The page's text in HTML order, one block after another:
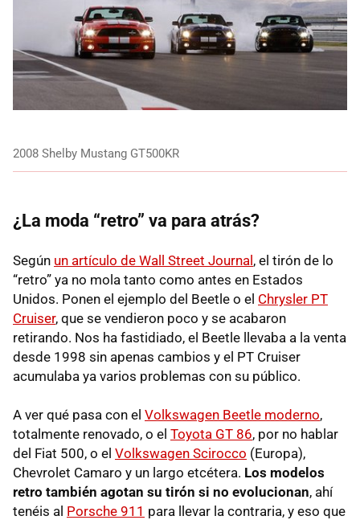
2008 Shelby Mustang GT500KR
¿La moda “retro” va para atrás?
Según un artículo de Wall Street Journal, el tirón de lo
“retro” ya no mola tanto como antes en Estados
Unidos. Ponen el ejemplo del Beetle o el Chrysler PT
Cruiser, que se vendieron poco y se acabaron
retirando. Nos ha fastidiado, el Beetle llevaba a la venta
desde 1998 sin apenas cambios y el PT Cruiser
acumulaba ya varios problemas con su público.
A ver qué pasa con el Volkswagen Beetle moderno,
totalmente renovado, o el Toyota GT 86, por no hablar
del Fiat 500, o el Volkswagen Scirocco (Europa),
Chevrolet Camaro y un largo etcétera. Los modelos
retro también agotan su tirón si no evolucionan, ahí
tenéis al Porsche 911 para llevar la contraria, y eso que